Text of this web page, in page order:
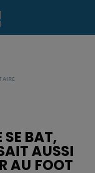
SE BAT,
AUSSI
AU FOOT